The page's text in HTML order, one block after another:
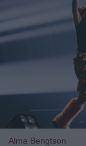
Alma Bengtson